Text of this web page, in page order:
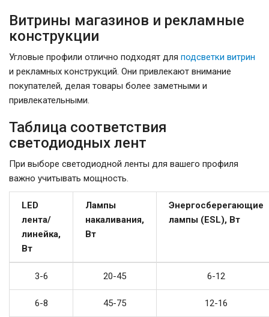
Витрины магазинов и рекламные
конструкции
Угловые профили отлично подходят для подсветки витрин
и рекламных конструкций. Они привлекают внимание
покупателей, делая товары более заметными и
привлекательными.
Таблица соответствия
светодиодных лент
При выборе светодиодной ленты для вашего профиля
важно учитывать мощность.
LED
лента/
линейка,
Вт
Лампы
накаливания,
Вт
Энергосберегающие
лампы (ESL), Вт
3-6 20-45 6-12
6-8 45-75 12-16